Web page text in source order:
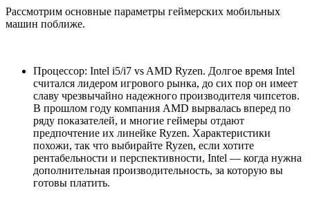
Рассмотрим основные параметры геймерских мобильных
машин поближе.
Процессор: Intel i5/i7 vs AMD Ryzen. Долгое время Intel
считался лидером игрового рынка, до сих пор он имеет
славу чрезвычайно надежного производителя чипсетов.
В прошлом году компания AMD вырвалась вперед по
ряду показателей, и многие геймеры отдают
предпочтение их линейке Ryzen. Характеристики
похожи, так что выбирайте Ryzen, если хотите
рентабельности и перспективности, Intel — когда нужна
дополнительная производительность, за которую вы
готовы платить.